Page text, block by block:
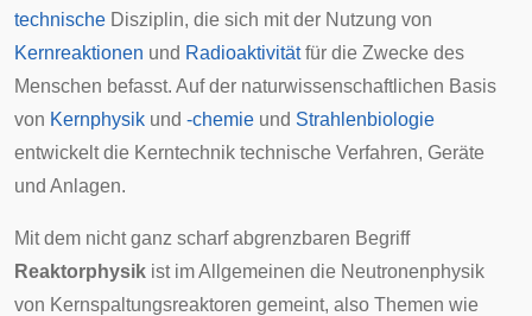
technische Disziplin, die sich mit der Nutzung von
Kernreaktionen und Radioaktivitätfür die Zwecke des
Menschen befasst. Auf der naturwissenschaftlichen Basis
von Kernphysik und -chemie und Strahlenbiologie
entwickelt die Kerntechnik technische Verfahren, Geräte
und Anlagen.
Mit dem nicht ganz scharf abgrenzbaren Begriff
Reaktorphysik ist im Allgemeinen die Neutronenphysik
von Kernspaltungsreaktoren gemeint, also Themen wie